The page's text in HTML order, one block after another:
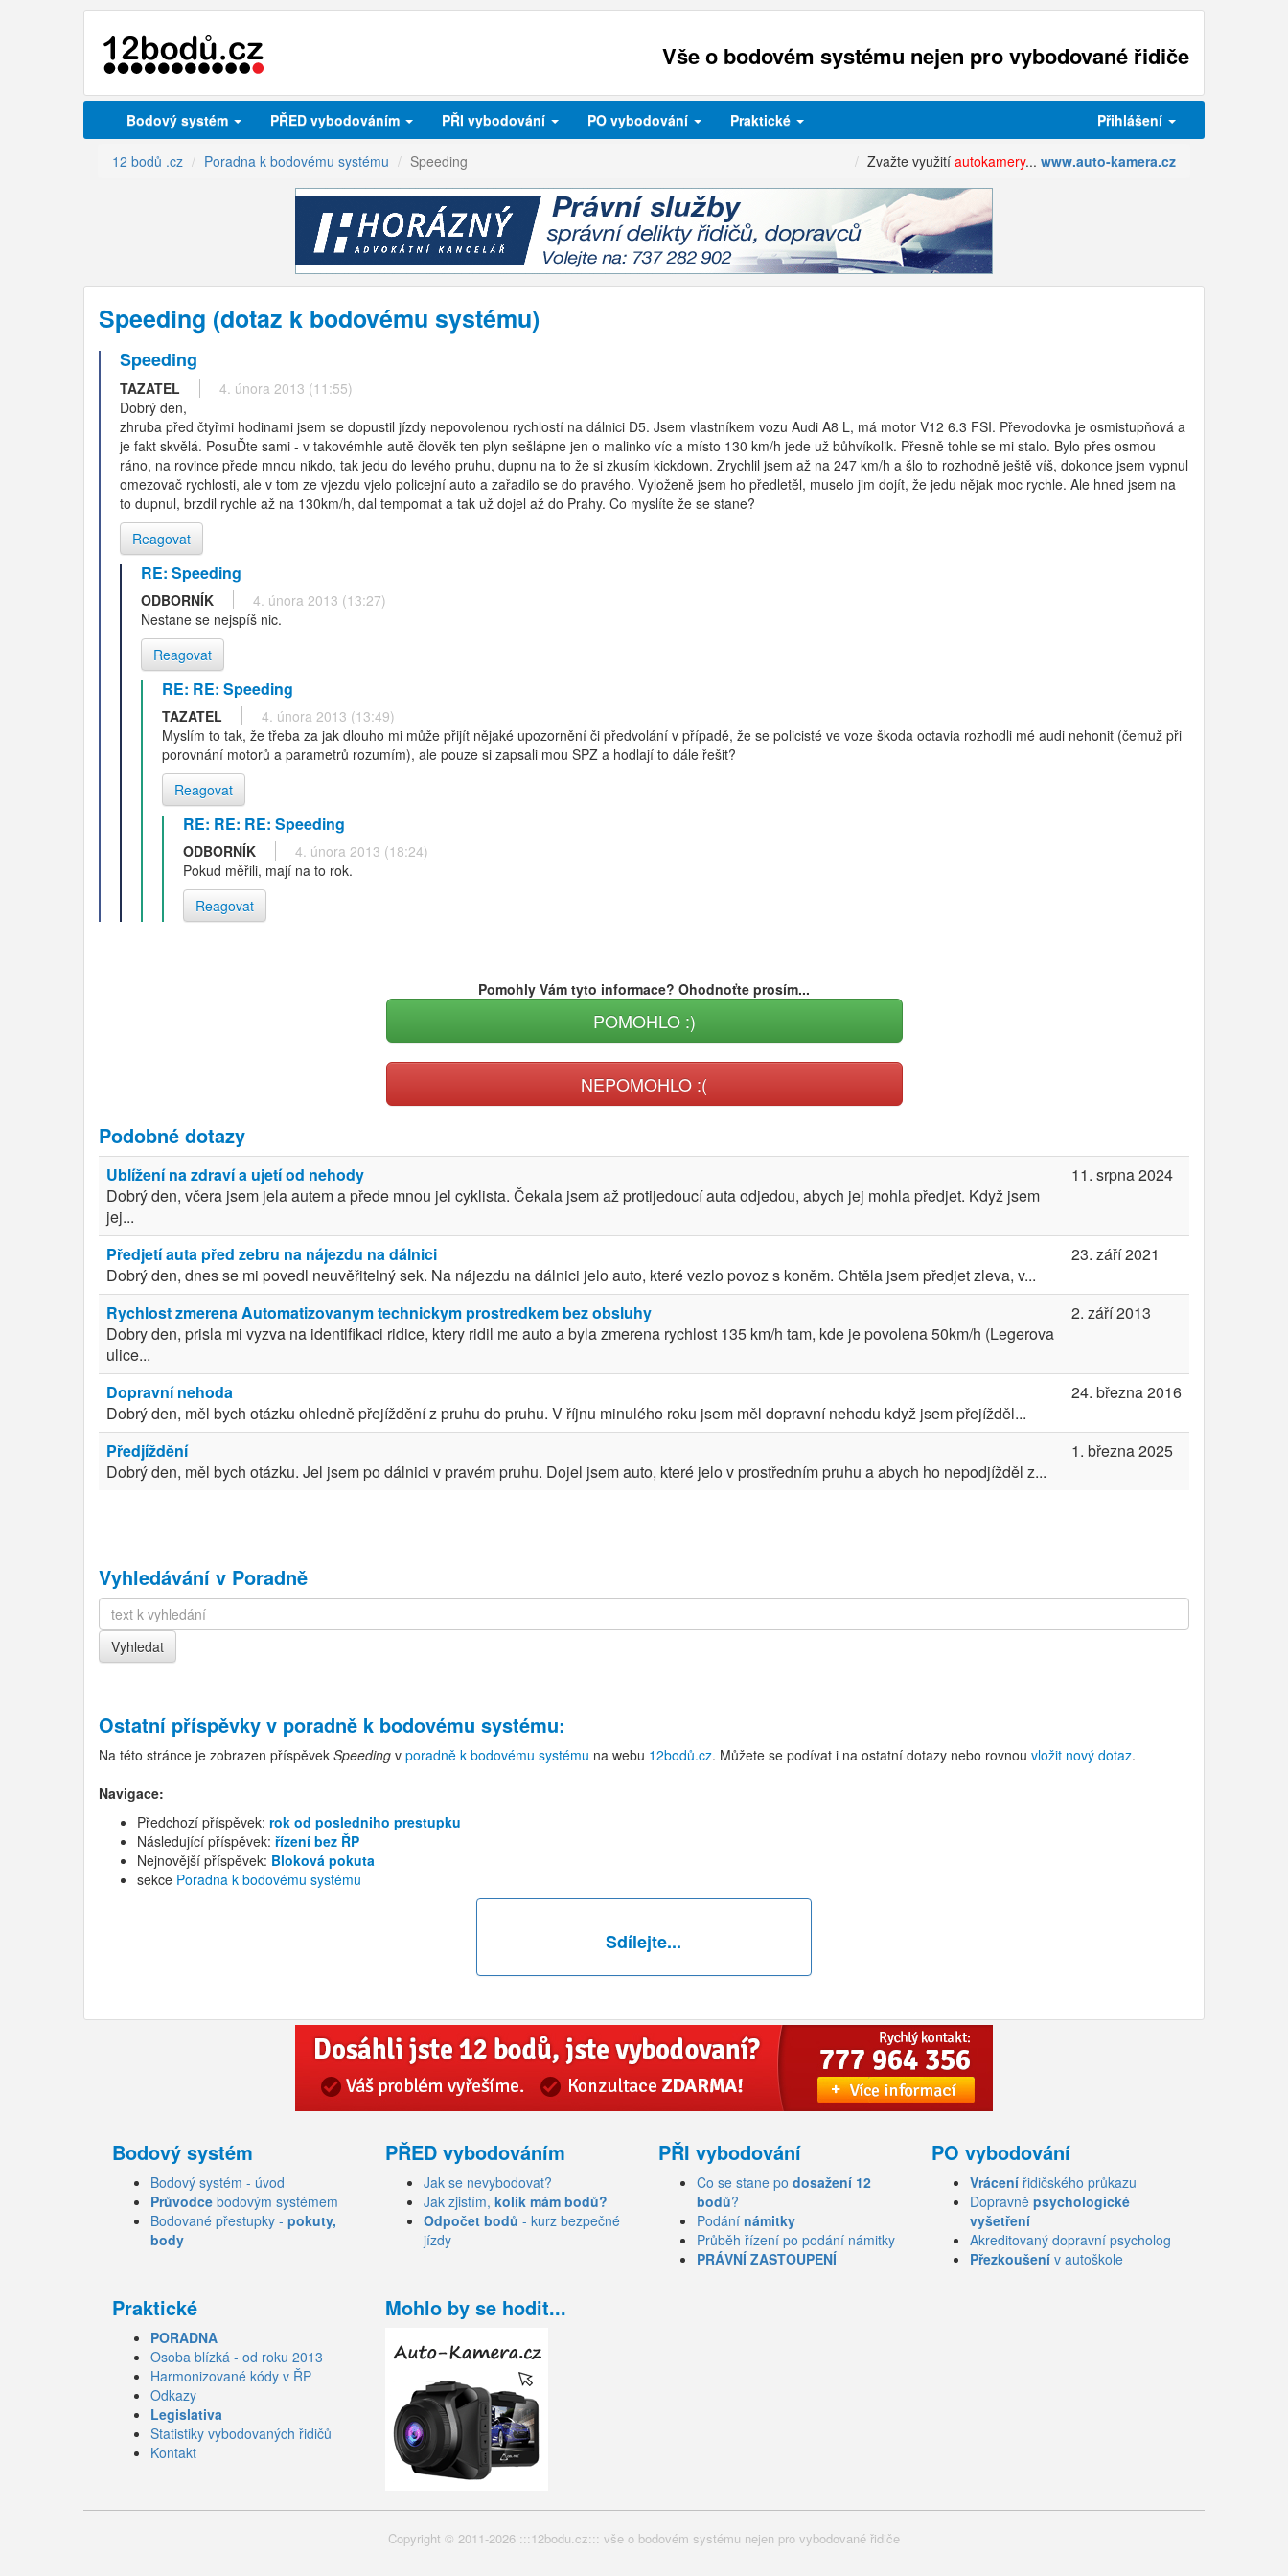
Vše o bodovém systému nejen pro vybodované řidiče
Bodový systém PŘED vybodováním PŘI vybodování PO vybodování Praktické Přihlášení
12 bodů .cz Poradna k bodovému systému Speeding Zvažte využití autokamery... www.auto-kamera.cz
Speeding (dotaz k bodovému systému)
Speeding
TAZATEL
4. února 2013 (11:55)
Dobrý den,
zhruba před čtyřmi hodinami jsem se dopustil jízdy nepovolenou rychlostí na dálnici D5. Jsem vlastníkem vozu Audi A8 L, má motor V12 6.3 FSI. Převodovka je osmistupňová a
je fakt skvělá. PosuĎte sami - v takovémhle autě člověk ten plyn sešlápne jen o malinko víc a místo 130 km/h jede už bůhvíkolik. Přesně tohle se mi stalo. Bylo přes osmou
ráno, na rovince přede mnou nikdo, tak jedu do levého pruhu, dupnu na to že si zkusím kickdown. Zrychlil jsem až na 247 km/h a šlo to rozhodně ještě víš, dokonce jsem vypnul
omezovač rychlosti, ale v tom ze vjezdu vjelo policejní auto a zařadilo se do pravého. Vyloženě jsem ho předletěl, muselo jim dojít, že jedu nějak moc rychle. Ale hned jsem na
to dupnul, brzdil rychle až na 130km/h, dal tempomat a tak už dojel až do Prahy. Co myslíte že se stane?
Reagovat
RE: Speeding
ODBORNÍK
4. února 2013 (13:27)
Nestane se nejspíš nic.
Reagovat
RE: RE: Speeding
TAZATEL
4. února 2013 (13:49)
Myslím to tak, že třeba za jak dlouho mi může přijít nějaké upozornění či předvolání v případě, že se policisté ve voze škoda octavia rozhodli mé audi nehonit (čemuž při
porovnání motorů a parametrů rozumím), ale pouze si zapsali mou SPZ a hodlají to dále řešit?
Reagovat
RE: RE: RE: Speeding
ODBORNÍK
4. února 2013 (18:24)
Pokud měřili, mají na to rok.
Reagovat
Pomohly Vám tyto informace? Ohodnoťte prosím...
POMOHLO :)
NEPOMOHLO :(
Podobné dotazy
Ublížení na zdraví a ujetí od nehody
Dobrý den, včera jsem jela autem a přede mnou jel cyklista. Čekala jsem až protijedoucí auta odjedou, abych jej mohla předjet. Když jsem
jej...
11. srpna 2024
Předjetí auta před zebru na nájezdu na dálnici
Dobrý den, dnes se mi povedl neuvěřitelný sek. Na nájezdu na dálnici jelo auto, které vezlo povoz s koněm. Chtěla jsem předjet zleva, v...
23. září 2021
Rychlost zmerena Automatizovanym technickym prostredkem bez obsluhy
Dobry den, prisla mi vyzva na identifikaci ridice, ktery ridil me auto a byla zmerena rychlost 135 km/h tam, kde je povolena 50km/h (Legerova
ulice...
2. září 2013
Dopravní nehoda
Dobrý den, měl bych otázku ohledně přejíždění z pruhu do pruhu. V říjnu minulého roku jsem měl dopravní nehodu když jsem přejížděl...
24. března 2016
Předjíždění
Dobrý den, měl bych otázku. Jel jsem po dálnici v pravém pruhu. Dojel jsem auto, které jelo v prostředním pruhu a abych ho nepodjížděl z...
1. března 2025
Vyhledávání v Poradně
Ostatní příspěvky v poradně k bodovému systému:
Na této stránce je zobrazen příspěvek Speeding v poradně k bodovému systému na webu 12bodů.cz. Můžete se podívat i na ostatní dotazy nebo rovnou vložit nový dotaz.
Navigace:
Předchozí příspěvek: rok od posledniho prestupku
Následující příspěvek: řízení bez ŘP
Nejnovější příspěvek: Bloková pokuta
sekce Poradna k bodovému systému
Sdílejte...
Bodový systém
Bodový systém - úvod
Průvodce bodovým systémem
Bodované přestupky - pokuty,
body
PŘED vybodováním
Jak se nevybodovat?
Jak zjistím, kolik mám bodů?
Odpočet bodů - kurz bezpečné
jízdy
PŘI vybodování
Co se stane po dosažení 12
bodů?
Podání námitky
Průběh řízení po podání námitky
PRÁVNÍ ZASTOUPENÍ
PO vybodování
Vrácení řidičského průkazu
Dopravně psychologické
vyšetření
Akreditovaný dopravní psycholog
Přezkoušení v autoškole
Praktické
PORADNA
Osoba blízká - od roku 2013
Harmonizované kódy v ŘP
Odkazy
Legislativa
Statistiky vybodovaných řidičů
Kontakt
Mohlo by se hodit...
Copyright © 2011-2026 :::12bodu.cz::: vše o bodovém systému nejen pro vybodované řidiče